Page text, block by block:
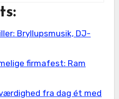
Bryllupsmusik, DJ-
firmafest: Ram
fra dag ét med